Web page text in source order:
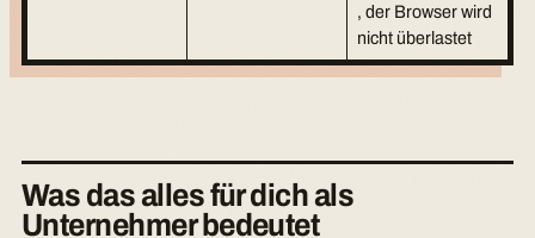
, der Browser wird
nicht überlastet
Was das alles für dich als
Unternehmer bedeutet